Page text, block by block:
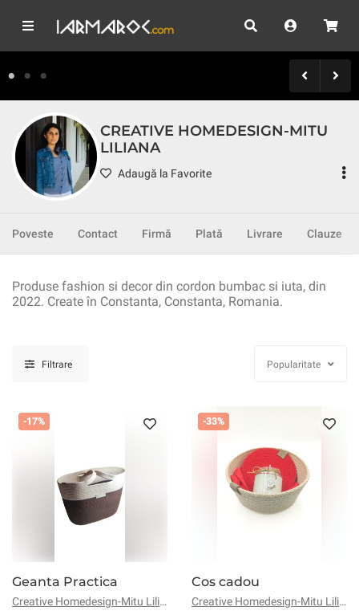
CREATIVE HOMEDESIGN-MITU
LILIANA
Adaugă la Favorite
Poveste Contact Firmă Plată Livrare Clauze
Produse fashion si decor din cordon bumbac si iuta, din
2022. Create în Constanta, Constanta, Romania.
Filtrare Popularitate
-17%
Geanta Practica
Creative Homedesign-Mitu Liliana
-33%
Cos cadou
Creative Homedesign-Mitu Liliana